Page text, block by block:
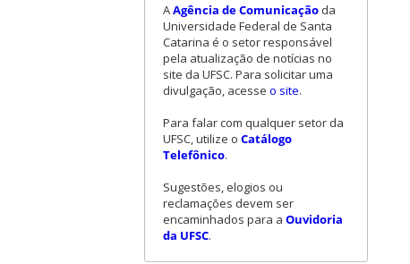
AAgência de Comunicação da
Universidade Federal de Santa
Catarina é o setor responsável
pela atualização de notícias no
site da UFSC. Para solicitar uma
divulgação, acesse o site.
Para falar com qualquer setor da
UFSC, utilize o Catálogo
Telefônico.
Sugestões, elogios ou
reclamações devem ser
encaminhados para a Ouvidoria
da UFSC.